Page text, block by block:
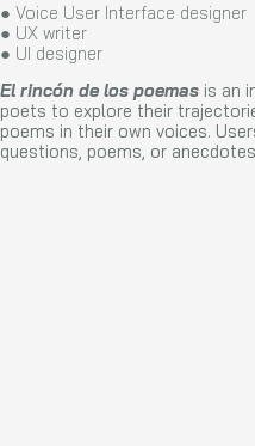
● Voice User Interface designer
● UX writer
● UI designer
El rincón de los poemas is an
poets to explore their
poems in their own voices.
questions, poems, or